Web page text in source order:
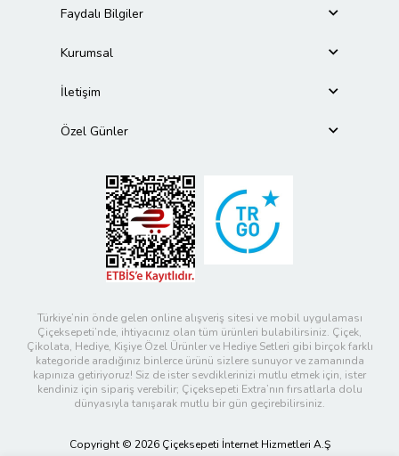
Faydalı Bilgiler
Kurumsal
İletişim
Özel Günler
Türkiye’nin önde gelen online alışveriş sitesi ve mobil uygulaması
Çiçeksepeti’nde, ihtiyacınız olan tüm ürünleri bulabilirsiniz. Çiçek,
Çikolata, Hediye, Kişiye Özel Ürünler ve Hediye Setleri gibi birçok farklı
kategoride aradığınız binlerce ürünü sizlere sunuyor ve zamanında
kapınıza getiriyoruz! Siz de ister sevdiklerinizi mutlu etmek için, ister
kendiniz için sipariş verebilir; Çiçeksepeti Extra’nın fırsatlarla dolu
dünyasıyla tanışarak mutlu bir gün geçirebilirsiniz.
Copyright © 2026 Çiçeksepeti İnternet Hizmetleri A.Ş